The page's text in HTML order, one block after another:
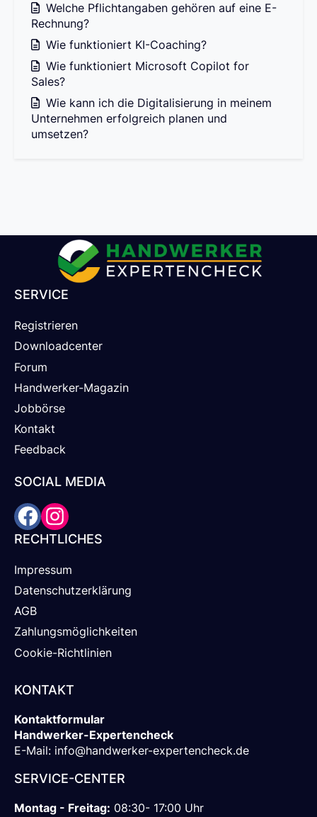
Welche Pflichtangaben gehören auf eine E-
Rechnung?
Wie funktioniert KI-Coaching?
Wie funktioniert Microsoft Copilot for
Sales?
Wie kann ich die Digitalisierung in meinem
Unternehmen erfolgreich planen und
umsetzen?
SERVICE
Registrieren
Downloadcenter
Forum
Handwerker-Magazin
Jobbörse
Kontakt
Feedback
SOCIAL MEDIA
RECHTLICHES
Impressum
Datenschutzerklärung
AGB
Zahlungsmöglichkeiten
Cookie-Richtlinien
KONTAKT
Kontaktformular
Handwerker-Expertencheck
E-Mail: info@handwerker-expertencheck.de
SERVICE-CENTER
Montag - Freitag: 08:30- 17:00 Uhr